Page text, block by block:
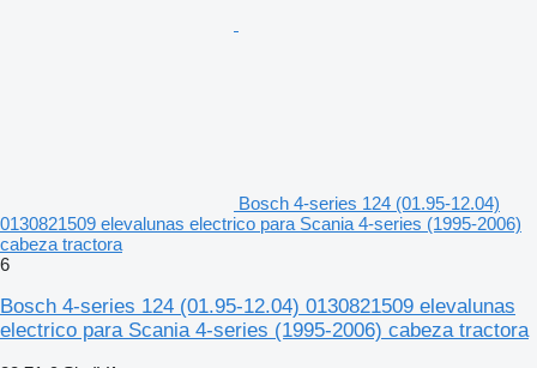
Bosch 4-series 124 (01.95-12.04)
0130821509 elevalunas electrico para Scania 4-series (1995-2006)
cabeza tractora
6
Bosch 4-series 124 (01.95-12.04) 0130821509 elevalunas
electrico para Scania 4-series (1995-2006) cabeza tractora